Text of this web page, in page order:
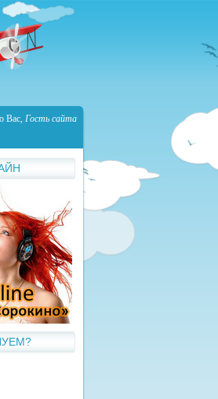
Вас, Гость сайта